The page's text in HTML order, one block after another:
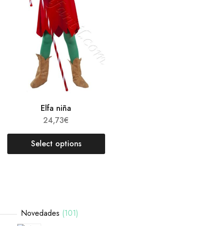
Elfa niña
24,73€
Select options
Novedades 101